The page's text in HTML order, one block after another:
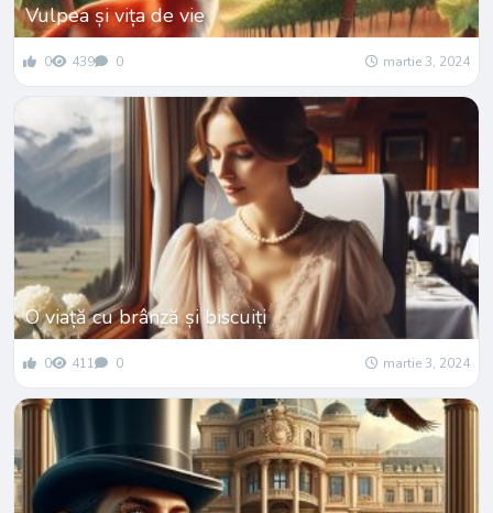
Vulpea și vița de vie
0 439 0 martie 3, 2024
O viață cu brânză și biscuiți
0 411 0 martie 3, 2024